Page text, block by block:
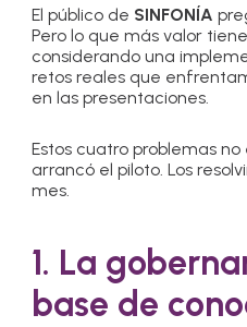
El público de SINFONÍA
Pero lo que más valor
considerando una
retos reales que
en las presentaciones.
Estos cuatro problemas
arrancó el piloto. Los
mes.
1. La
base de